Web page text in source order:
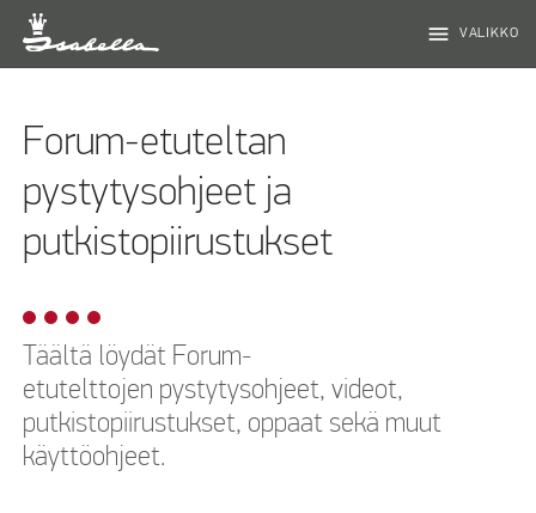
menu VALIKKO
Forum-etuteltan
pystytysohjeet ja
putkistopiirustukset
Täältä löydät Forum-
etutelttojen pystytysohjeet, videot,
putkistopiirustukset, oppaat sekä muut
käyttöohjeet.